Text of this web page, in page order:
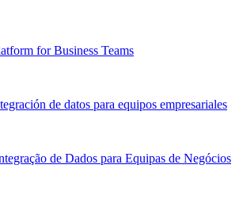
for Business Teams
de datos para equipos empresariales
de Dados para Equipas de Negócios